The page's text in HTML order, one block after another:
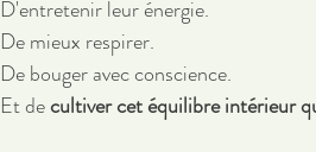
D'entretenir leur énergie.
De mieux respirer.
De bouger avec conscience.
Et de cultiver cet équilibre intérieur